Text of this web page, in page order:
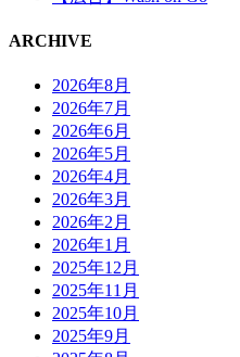
ARCHIVE
2026年8月
2026年7月
2026年6月
2026年5月
2026年4月
2026年3月
2026年2月
2026年1月
2025年12月
2025年11月
2025年10月
2025年9月